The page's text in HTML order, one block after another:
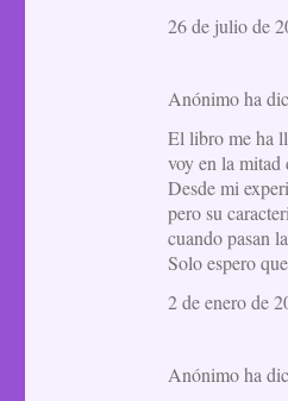
26 de julio de
Anónimo ha
El libro me ha
voy en la mitad
Desde mi
pero su
cuando pasan
Solo espero
2 de enero de
Anónimo ha